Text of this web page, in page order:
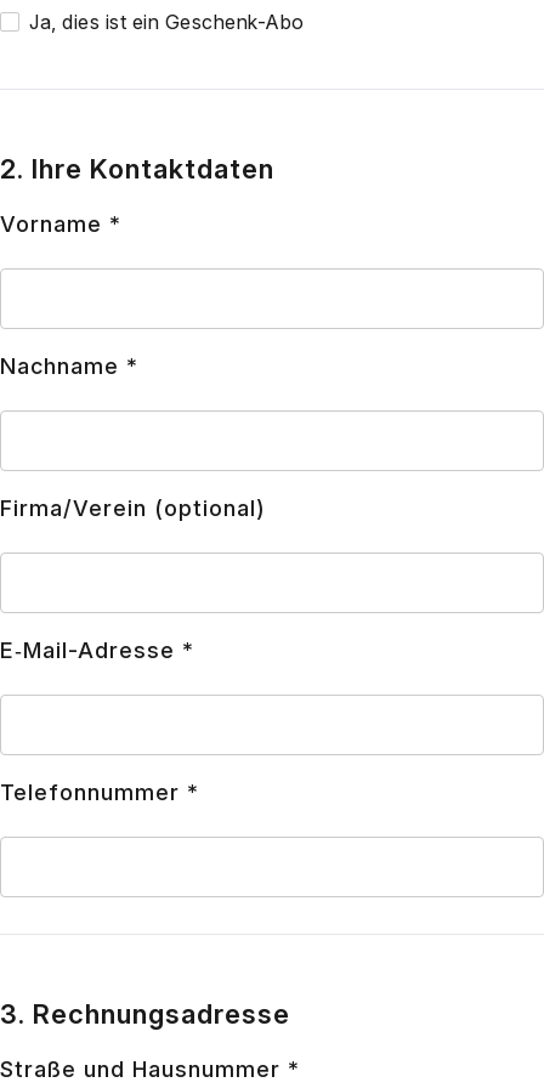
Ja, dies ist ein Geschenk-Abo
2. Ihre Kontaktdaten
Vor­na­me *
Nach­na­me *
Firma/Verein (optio­nal)
E‑Mail-Adres­se *
Tele­fon­num­mer *
3. Rechnungsadresse
Stra­ße und Haus­num­mer *